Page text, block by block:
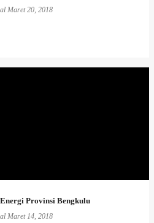
Maret 20, 2018
Provinsi Bengkulu
Maret 14, 2018